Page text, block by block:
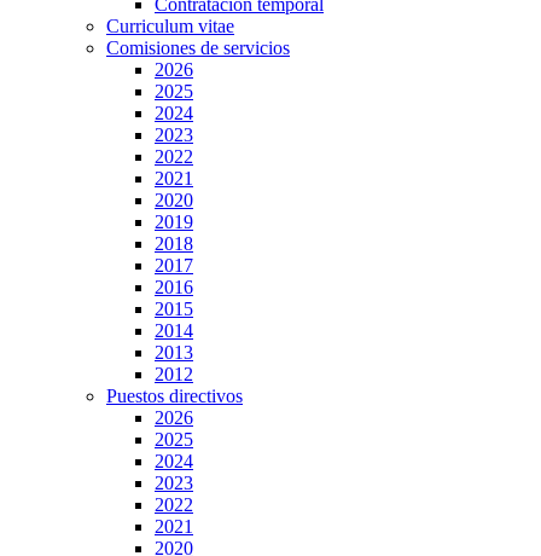
Contratación temporal
Curriculum vitae
Comisiones de servicios
2026
2025
2024
2023
2022
2021
2020
2019
2018
2017
2016
2015
2014
2013
2012
Puestos directivos
2026
2025
2024
2023
2022
2021
2020